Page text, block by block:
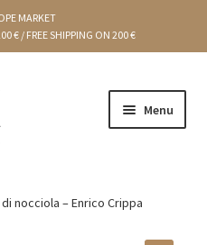
MARKET
€ / FREE SHIPPING ON 200 €
Menu
nocciola – Enrico Crippa